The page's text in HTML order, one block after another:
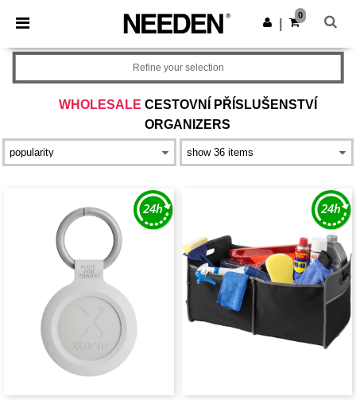
× Aplikace Needen
Lepší ceny v aplikaci!
Stáhnout app
0
WHOLESALE CESTOVNÍ PŘÍSLUŠENSTVÍ
ORGANIZERS
Refine your selection